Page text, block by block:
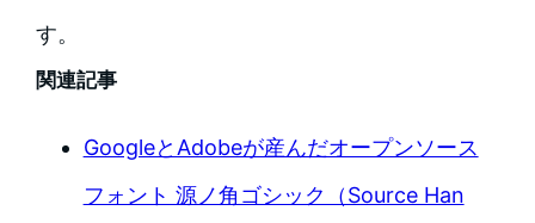
す。
関連記事
GoogleとAdobeが産んだオープンソース
フォント 源ノ角ゴシック（Source Han